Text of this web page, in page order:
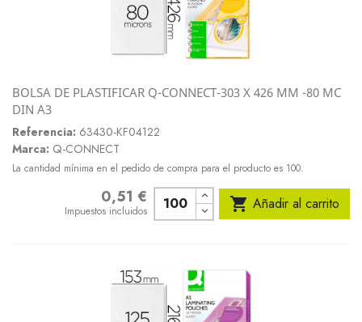
BOLSA DE PLASTIFICAR Q-CONNECT-303 X 426 MM -80 MC
DIN A3
Referencia: 63430-KF04122
Marca: Q-CONNECT
La cantidad mínima en el pedido de compra para el producto es 100.
0,51 €
Impuestos incluidos  Añadir al carrito